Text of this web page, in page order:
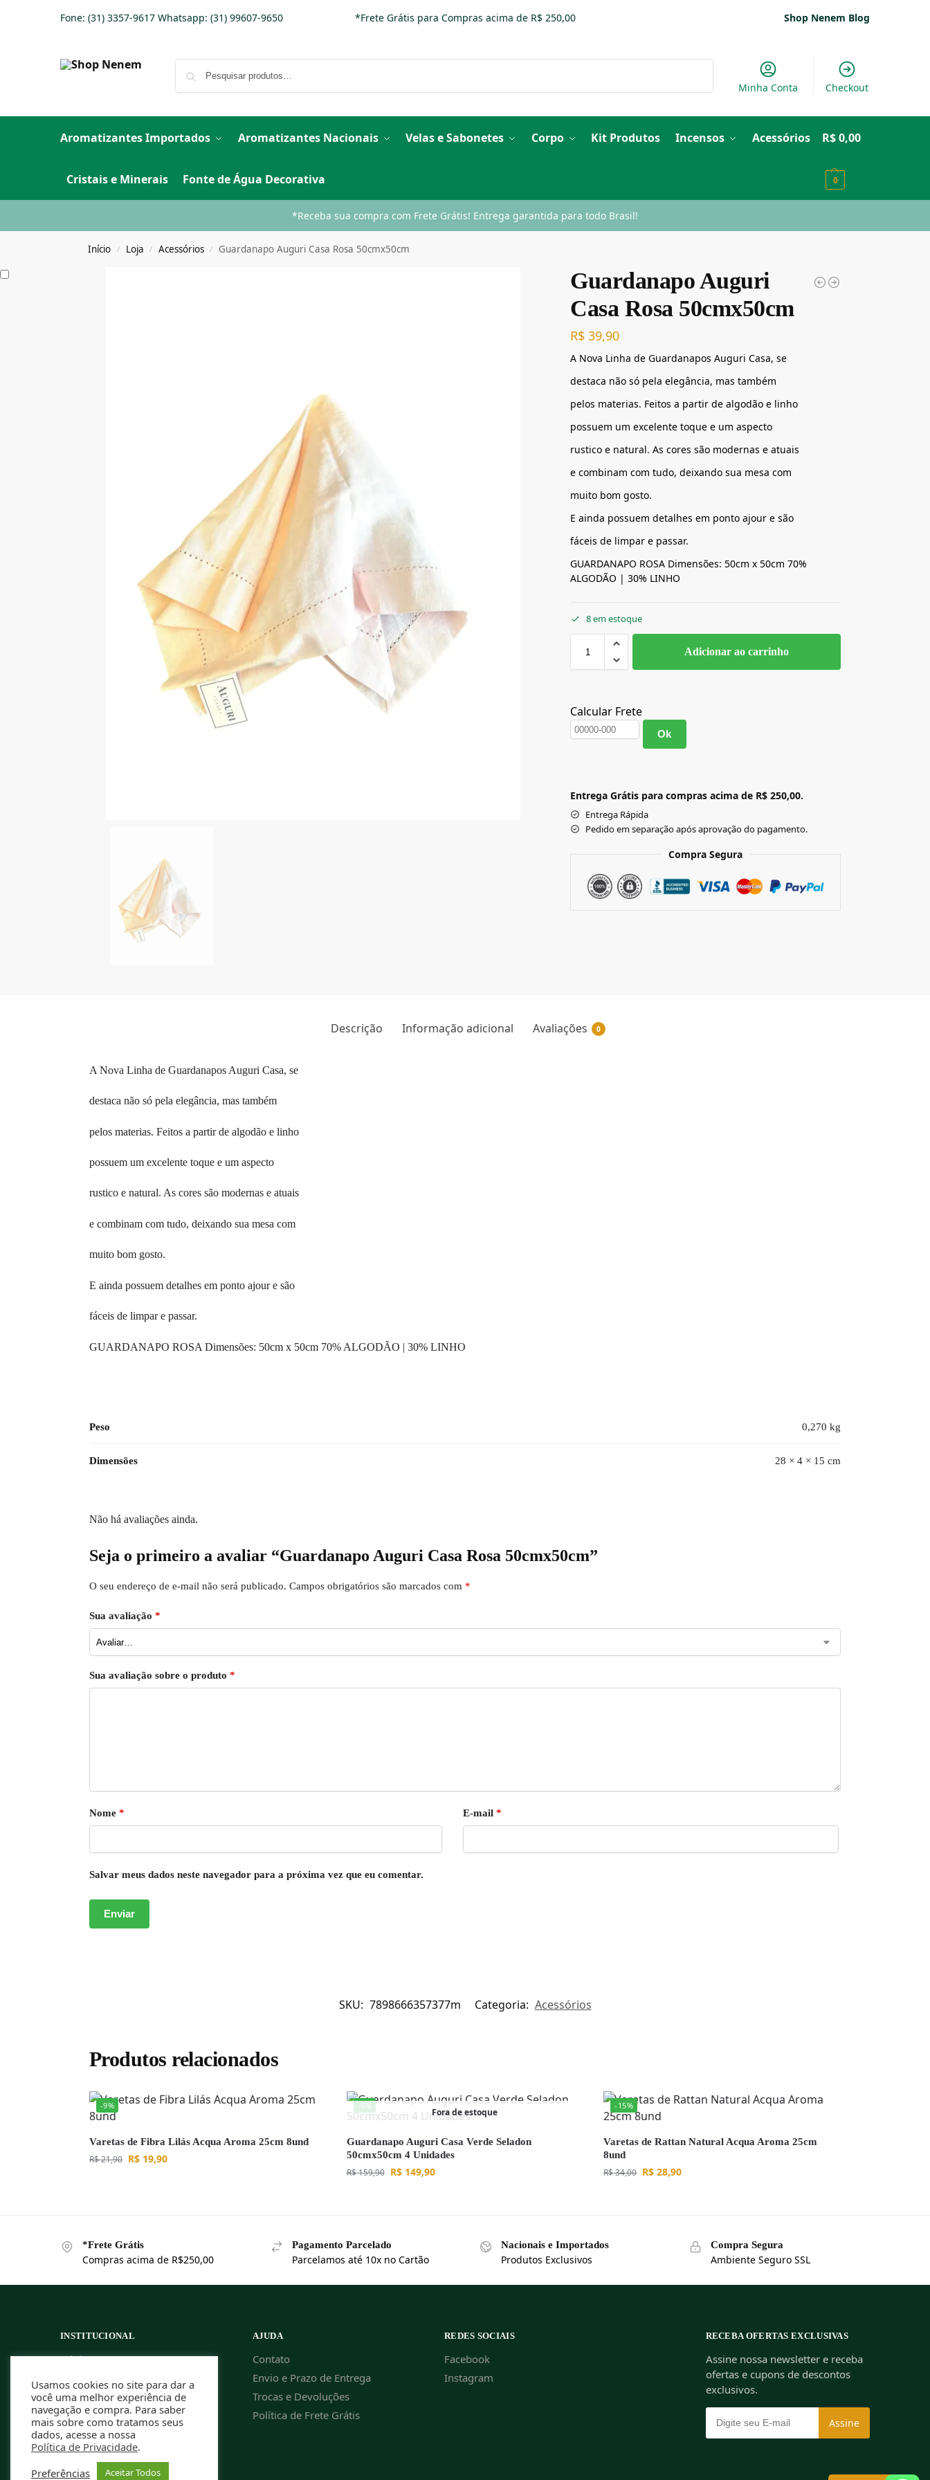
Fone: (31) 3357-9617 Whatsapp: (31) 99607-9650 *Frete Grátis para Compras acima de R$ 250,00 Shop Nenem Blog
Minha Conta Checkout
Aromatizantes Importados Aromatizantes Nacionais Velas e Sabonetes Corpo Kit Produtos Incensos Acessórios
Cristais e Minerais Fonte de Água Decorativa
R$0,00
0
*Receba sua compra com Frete Grátis! Entrega garantida para todo Brasil!
Início / Loja / Acessórios / Guardanapo Auguri Casa Rosa 50cmx50cm
Guardanapo Auguri
Casa Rosa 50cmx50cm
R$ 39,90
A Nova Linha de Guardanapos Auguri Casa, se
destaca não só pela elegância, mas também
pelos materias. Feitos a partir de algodão e linho
possuem um excelente toque e um aspecto
rustico e natural. As cores são modernas e atuais
e combinam com tudo, deixando sua mesa com
muito bom gosto.
E ainda possuem detalhes em ponto ajour e são
fáceis de limpar e passar.
GUARDANAPO ROSA Dimensões: 50cm x 50cm 70%
ALGODÃO | 30% LINHO
8 em estoque
Adicionar ao carrinho
Calcular Frete
Ok
Entrega Grátis para compras acima de R$ 250,00.
Entrega Rápida
Pedido em separação após aprovação do pagamento.
Compra Segura
Descrição Informação adicional Avaliações 0
A Nova Linha de Guardanapos Auguri Casa, se
destaca não só pela elegância, mas também
pelos materias. Feitos a partir de algodão e linho
possuem um excelente toque e um aspecto
rustico e natural. As cores são modernas e atuais
e combinam com tudo, deixando sua mesa com
muito bom gosto.
E ainda possuem detalhes em ponto ajour e são
fáceis de limpar e passar.
GUARDANAPO ROSA Dimensões: 50cm x 50cm 70% ALGODÃO | 30% LINHO
Peso 0,270 kg
Dimensões 28 × 4 × 15 cm
Não há avaliações ainda.
Seja o primeiro a avaliar “Guardanapo Auguri Casa Rosa 50cmx50cm”
O seu endereço de e-mail não será publicado. Campos obrigatórios são marcados com *
Sua avaliação *
Sua avaliação sobre o produto *
Nome * E-mail *
Salvar meus dados neste navegador para a próxima vez que eu comentar.
SKU: 7898666357377m Categoria: Acessórios
Produtos relacionados
-9%
Varetas de Fibra Lilás Acqua Aroma 25cm 8und
R$21,90 R$19,90
-6%
Fora de estoque
Guardanapo Auguri Casa Verde Seladon
50cmx50cm 4 Unidades
R$159,90 R$149,90
-15%
Varetas de Rattan Natural Acqua Aroma 25cm
8und
R$34,00 R$ 28,90
*Frete Grátis
Compras acima de R$250,00
Pagamento Parcelado
Parcelamos até 10x no Cartão
Nacionais e Importados
Produtos Exclusivos
Compra Segura
Ambiente Seguro SSL
INSTITUCIONAL
Minha Conta
Política de Privacidade
Cupom de Desconto
AJUDA
Contato
Envio e Prazo de Entrega
Trocas e Devoluções
Política de Frete Grátis
REDES SOCIAIS
Facebook
Instagram
RECEBA OFERTAS EXCLUSIVAS
Assine nossa newsletter e receba
ofertas e cupons de descontos
exclusivos.
Usamos cookies no site para dar a
você uma melhor experiência de
navegação e compra. Para saber
mais sobre como tratamos seus
dados, acesse a nossa
Política de Privacidade.
Preferências
Aceitar Todos